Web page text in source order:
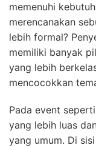
memenuhi
merencanakan
lebih formal?
memiliki banyak
yang lebih
mencocokkan
Pada event
yang lebih luas
yang umum. Di